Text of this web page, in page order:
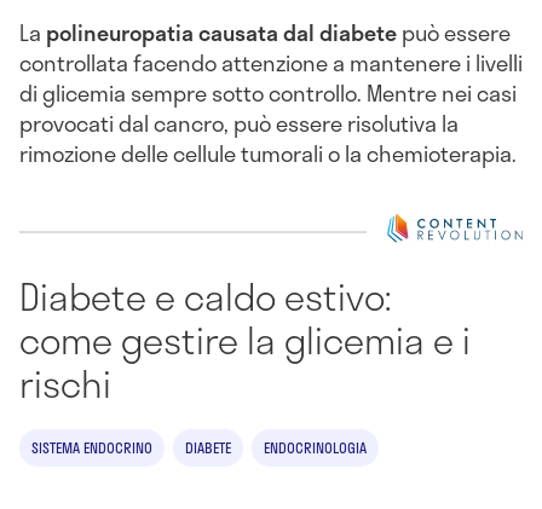
La polineuropatia causata dal diabetepuò essere
controllata facendo attenzione a mantenere i livelli
di glicemia sempre sotto controllo. Mentre nei casi
provocati dal cancro, può essere risolutiva la
rimozione delle cellule tumorali o la chemioterapia.
Diabete e caldo estivo:
come gestire la glicemia e i
rischi
SISTEMA ENDOCRINO DIABETE ENDOCRINOLOGIA